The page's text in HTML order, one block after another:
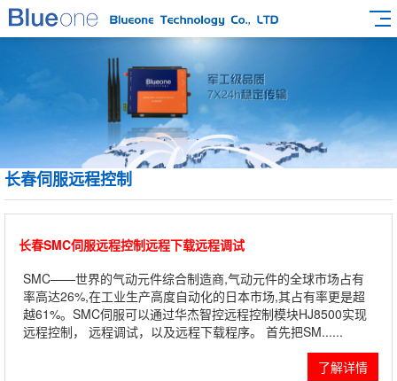
长春伺服远程控制
长春SMC伺服远程控制远程下载远程调试
SMC——世界的气动元件综合制造商,气动元件的全球市场占有
率高达26%,在工业生产高度自动化的日本市场,其占有率更是超
越61%。SMC伺服可以通过华杰智控远程控制模块HJ8500实现
远程控制， 远程调试，以及远程下载程序。 首先把SM......
了解详情